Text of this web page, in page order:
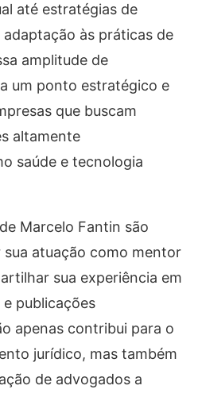
até estratégias de
às práticas de
amplitude de
um ponto estratégico e
que buscam
altamente
saúde e tecnologia
Marcelo Fantin são
atuação como mentor
sua experiência em
publicações
apenas contribui para o
jurídico, mas também
de advogados a